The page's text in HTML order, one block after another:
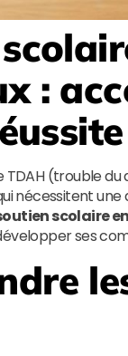
:
TDAH (trouble
nécessitent
scolaire
ses